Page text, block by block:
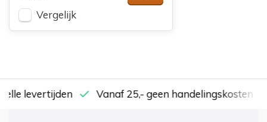
Vergelijk
levertijden Vanaf 25,- geen handelingskosten